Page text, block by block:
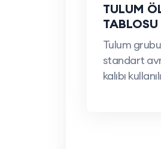
TULUM
TABLOSU
Tulum
standart
kalıbı